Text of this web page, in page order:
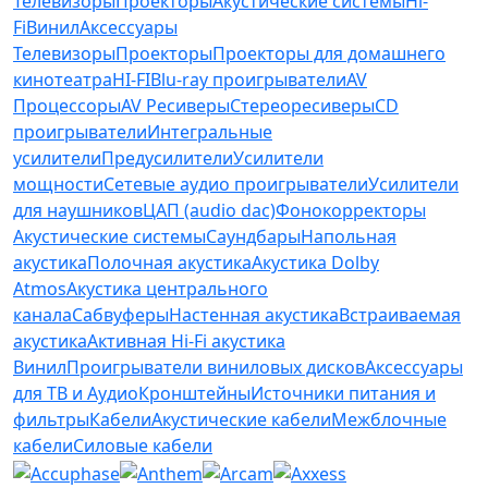
FiВинилАксессуары
ТелевизорыПроекторыПроекторы для домашнего
кинотеатраHI-FIBlu-ray проигрывателиAV
ПроцессорыAV РесиверыСтереоресиверыCD
проигрывателиИнтегральные
усилителиПредусилителиУсилители
мощностиСетевые аудио проигрывателиУсилители
для наушниковЦАП (audio dac)Фонокорректоры
Акустические системыСаундбарыНапольная
акустикаПолочная акустикаАкустика Dolby
AtmosАкустика центрального
каналаСабвуферыНастенная акустикаВстраиваемая
акустикаАктивная Hi-Fi акустика
ВинилПроигрыватели виниловых дисковАксессуары
для ТВ и АудиоКронштейныИсточники питания и
фильтрыКабелиАкустические кабелиМежблочные
кабелиСиловые кабели